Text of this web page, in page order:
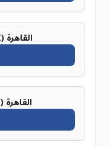
القاهرة (CAI)
القاهرة (CAI)